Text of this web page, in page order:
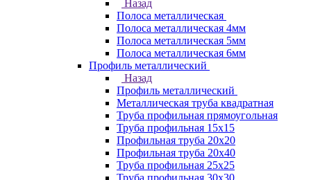
Назад
Полоса металлическая
Полоса металлическая 4мм
Полоса металлическая 5мм
Полоса металлическая 6мм
Профиль металлический
Назад
Профиль металлический
Металлическая труба квадратная
Труба профильная прямоугольная
Труба профильная 15х15
Профильная труба 20х20
Профильная труба 20х40
Труба профильная 25х25
Труба профильная 30x30